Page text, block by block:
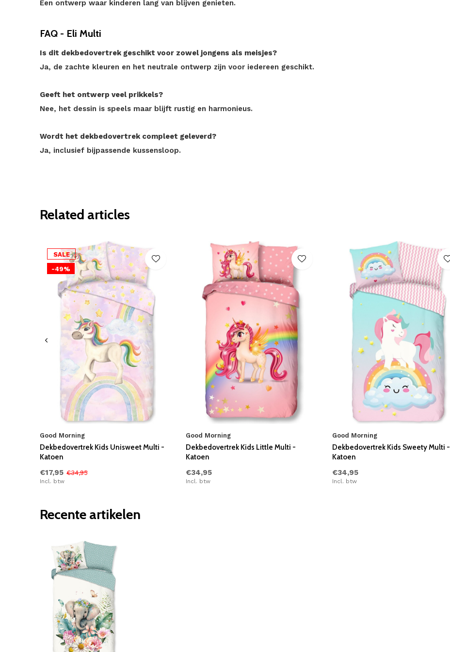
Een ontwerp waar kinderen lang van blijven genieten.
FAQ - Eli Multi
Is dit dekbedovertrek geschikt voor zowel jongens als meisjes?
Ja, de zachte kleuren en het neutrale ontwerp zijn voor iedereen geschikt.
Geeft het ontwerp veel prikkels?
Nee, het dessin is speels maar blijft rustig en harmonieus.
Wordt het dekbedovertrek compleet geleverd?
Ja, inclusief bijpassende kussensloop.
Related articles
SALE
-49%
Good Morning
Dekbedovertrek Kids Unisweet Multi -
Katoen
€17,95 €34,95
Incl. btw
Good Morning
Dekbedovertrek Kids Little Multi -
Katoen
€34,95
Incl. btw
Good Morning
Dekbedovertrek Kids Sweety Multi -
Katoen
€34,95
Incl. btw
Recente artikelen